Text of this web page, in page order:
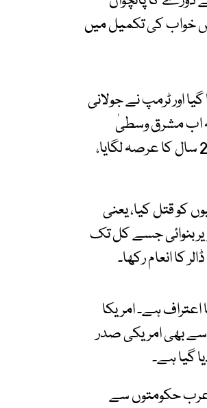
بنانے کے جس خواب کی تکمیل میں
اور ٹرمپ نے جولانی
کہ اب مشرق وسطیٰ
امریکا کا نئے مشرق وسطیٰ بن چکا ہے، یعنی اس کام کے لیے امریکا نے 25 سال کا عرصہ لگایا،
کو قتل کیا، یعنی
بنوائی جسے کل تک
کا انعام رکھا۔
ہے۔ امریکا
سے بھی امریکی صدر
گیا ہے۔
عرب حکومتوں سے